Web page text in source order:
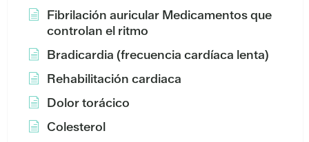
Fibrilación auricular Medicamentos que
controlan el ritmo
Bradicardia (frecuencia cardíaca lenta)
Rehabilitación cardiaca
Dolor torácico
Colesterol